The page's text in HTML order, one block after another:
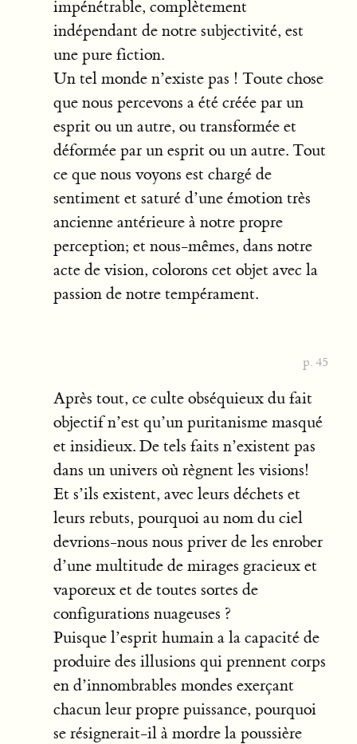
impénétrable, complètement
indépendant de notre subjectivité, est
une pure fiction.
Un tel monde n’existe pas ! Toute chose
que nous percevons a été créée par un
esprit ou un autre, ou transformée et
déformée par un esprit ou un autre. Tout
ce que nous voyons est chargé de
sentiment et saturé d’une émotion très
ancienne antérieure à notre propre
perception; et nous-mêmes, dans notre
acte de vision, colorons cet objet avec la
passion de notre tempérament.
p. 45
Après tout, ce culte obséquieux du fait
objectif n’est qu’un puritanisme masqué
et insidieux. De tels faits n’existent pas
dans un univers où règnent les visions!
Et s’ils existent, avec leurs déchets et
leurs rebuts, pourquoi au nom du ciel
devrions-nous nous priver de les enrober
d’une multitude de mirages gracieux et
vaporeux et de toutes sortes de
configurations nuageuses ?
Puisque l’esprit humain a la capacité de
produire des illusions qui prennent corps
en d’innombrables mondes exerçant
chacun leur propre puissance, pourquoi
se résignerait-il à mordre la poussière